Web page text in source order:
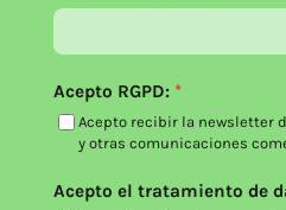
Acepto RGPD:
Acepto recibir la newsletter
y otras comunicaciones
Acepto el tratamiento de